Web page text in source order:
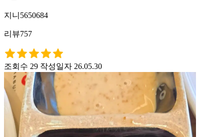
지니5650684
리뷰757
조회수 29 작성일자 26.05.30